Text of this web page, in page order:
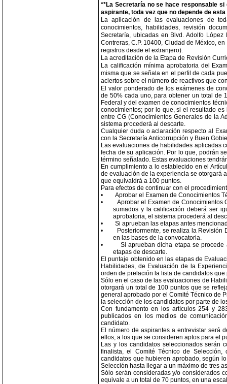
**La Secretaría no se hace responsable
aspirante, toda vez que no depende de
La aplicación de las evaluaciones de
conocimientos, habilidades, revisión
Secretaría, ubicadas en Blvd. Adolfo
Contreras, C.P. 10400, Ciudad de México,
registros desde el extranjero).
La acreditación de la Etapa de Revisión
La calificación mínima aprobatoria del
misma que se señala en el perfil de cada
aciertos sobre el número de reactivos que
El valor ponderado de los exámenes de
de 50% cada uno, para obtener un total de
Federal y del examen de conocimientos
conocimientos; por lo que, si el resultado
entre CG (Conocimientos Generales de la
sistema procederá al descarte.
Cualquier duda o aclaración respecto al
con la Secretaría Anticorrupción y Buen
Las evaluaciones de habilidades aplicadas
fecha de su aplicación. Por lo que, podrán
término señalado. Estas evaluaciones
En cumplimiento a lo establecido en el
de evaluación de la experiencia se otorgará
que equivaldrá a 100 puntos.
Para efectos de continuar con el
•
Aprobar el
Examen de Conocimientos
•
Aprobar el Examen de Conocimientos
sumados y la calificación deberá ser
aprobatoria, el sistema procederá al
•
Si aprueban las etapas antes
•
Posteriormente, se realiza la
en las bases de la convocatoria.
•
Si aprueban dicha etapa se
etapas de descarte.
El puntaje obtenido en las etapas de
Habilidades, de Evaluación de la
orden de prelación la lista de candidatos
Sólo en el caso de las evaluaciones de
otorgará un total de 100 puntos que se
general aprobado por el Comité Técnico de
la selección de los candidatos por parte de
Con fundamento en los artículos 254 y
publicados en los medios de
candidato.
El número de aspirantes a entrevistar será
ellos, a los que se consideren aptos para el
Las y los candidatos seleccionados serán
finalista, el Comité Técnico de
candidatos que hubieren aprobado, según
Selección hasta llegar a un máximo de tres
Sólo serán consideradas y/o considerados
equivale a un total de 70 puntos, en una